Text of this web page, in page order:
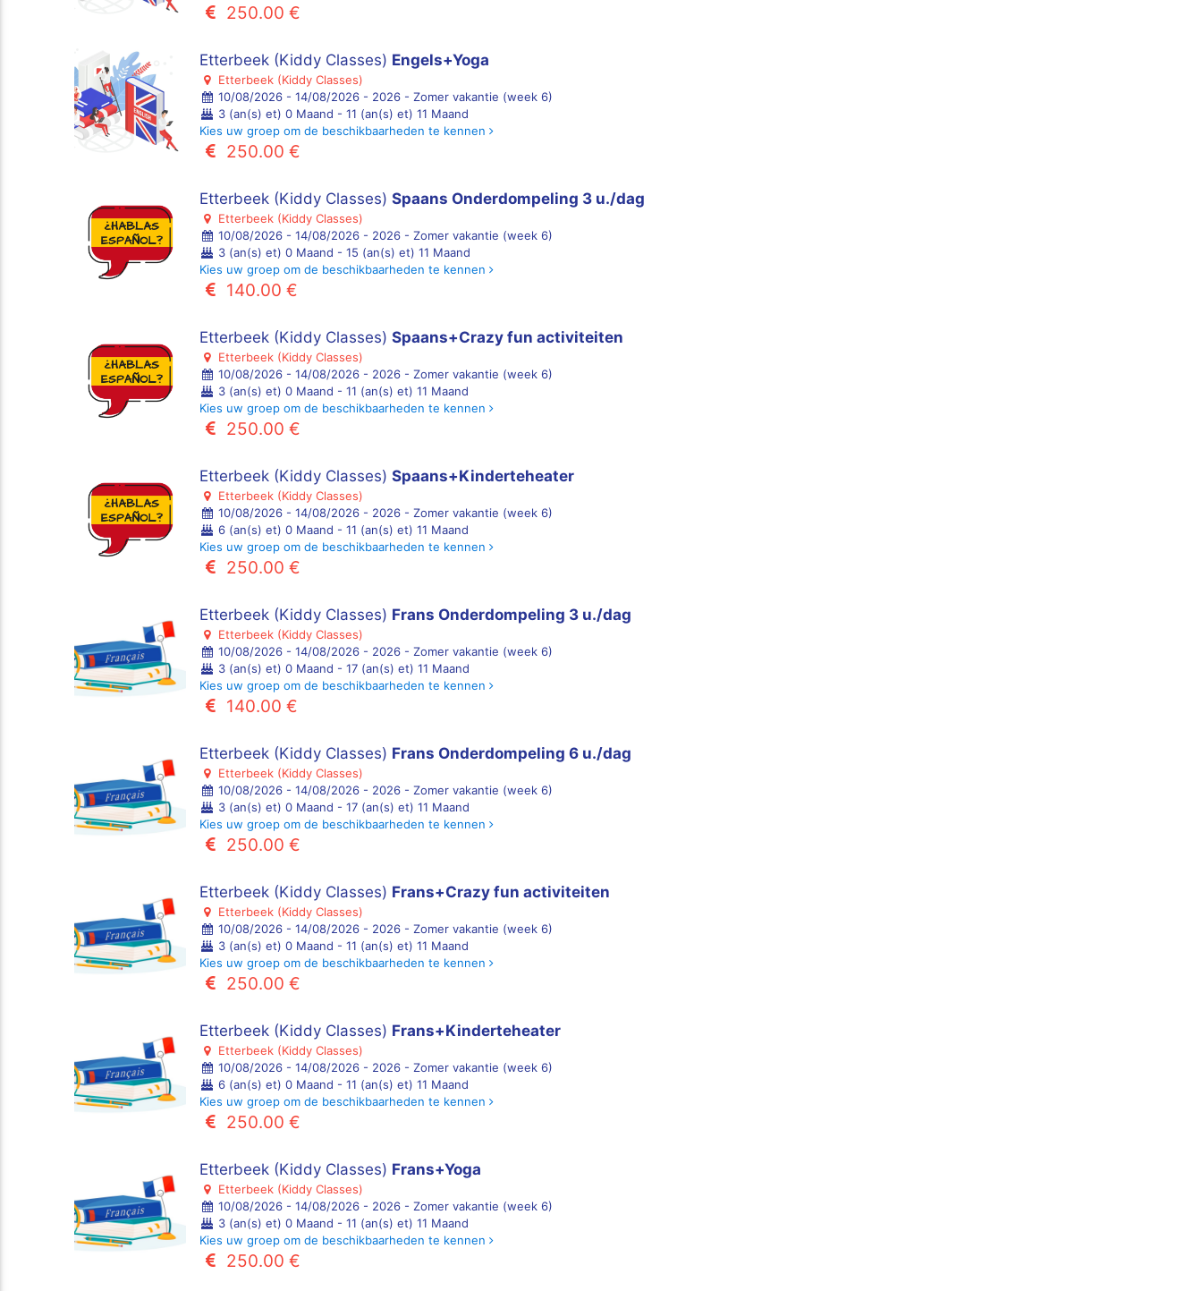
250.00 €
Etterbeek (Kiddy Classes) Engels+Yoga
Etterbeek (Kiddy Classes)
10/08/2026 - 14/08/2026 - 2026 - Zomer vakantie (week 6)
3 (an(s) et) 0 Maand - 11 (an(s) et) 11 Maand
Kies uw groep om de beschikbaarheden te kennen
250.00 €
Etterbeek (Kiddy Classes)Spaans Onderdompeling 3 u./dag
Etterbeek (Kiddy Classes)
10/08/2026 - 14/08/2026 - 2026 - Zomer vakantie (week 6)
3 (an(s) et) 0 Maand - 15 (an(s) et) 11 Maand
Kies uw groep om de beschikbaarheden te kennen
140.00 €
Etterbeek (Kiddy Classes)Spaans+Crazy fun activiteiten
Etterbeek (Kiddy Classes)
10/08/2026 - 14/08/2026 - 2026 - Zomer vakantie (week 6)
3 (an(s) et) 0 Maand - 11 (an(s) et) 11 Maand
Kies uw groep om de beschikbaarheden te kennen
250.00 €
Etterbeek (Kiddy Classes)Spaans+Kinderteheater
Etterbeek (Kiddy Classes)
10/08/2026 - 14/08/2026 - 2026 - Zomer vakantie (week 6)
6 (an(s) et) 0 Maand - 11 (an(s) et) 11 Maand
Kies uw groep om de beschikbaarheden te kennen
250.00 €
Etterbeek (Kiddy Classes) Frans Onderdompeling 3 u./dag
Etterbeek (Kiddy Classes)
10/08/2026 - 14/08/2026 - 2026 - Zomer vakantie (week 6)
3 (an(s) et) 0 Maand - 17 (an(s) et) 11 Maand
Kies uw groep om de beschikbaarheden te kennen
140.00 €
Etterbeek (Kiddy Classes) Frans Onderdompeling 6 u./dag
Etterbeek (Kiddy Classes)
10/08/2026 - 14/08/2026 - 2026 - Zomer vakantie (week 6)
3 (an(s) et) 0 Maand - 17 (an(s) et) 11 Maand
Kies uw groep om de beschikbaarheden te kennen
250.00 €
Etterbeek (Kiddy Classes) Frans+Crazy fun activiteiten
Etterbeek (Kiddy Classes)
10/08/2026 - 14/08/2026 - 2026 - Zomer vakantie (week 6)
3 (an(s) et) 0 Maand - 11 (an(s) et) 11 Maand
Kies uw groep om de beschikbaarheden te kennen
250.00 €
Etterbeek (Kiddy Classes) Frans+Kinderteheater
Etterbeek (Kiddy Classes)
10/08/2026 - 14/08/2026 - 2026 - Zomer vakantie (week 6)
6 (an(s) et) 0 Maand - 11 (an(s) et) 11 Maand
Kies uw groep om de beschikbaarheden te kennen
250.00 €
Etterbeek (Kiddy Classes) Frans+Yoga
Etterbeek (Kiddy Classes)
10/08/2026 - 14/08/2026 - 2026 - Zomer vakantie (week 6)
3 (an(s) et) 0 Maand - 11 (an(s) et) 11 Maand
Kies uw groep om de beschikbaarheden te kennen
250.00 €